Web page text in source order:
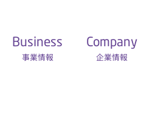
Business
事業情報
Company
企業情報